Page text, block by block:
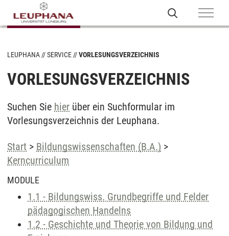
LEUPHANA SERVICE VORLESUNGSVERZEICHNIS
VORLESUNGSVERZEICHNIS
Suchen Sie hier über ein Suchformular im
Vorlesungsverzeichnis der Leuphana.
Start > Bildungswissenschaften (B.A.) >
Kerncurriculum
MODULE
1.1 - Bildungswiss. Grundbegriffe und Felder
pädagogischen Handelns
1.2 - Geschichte und Theorie von Bildung und